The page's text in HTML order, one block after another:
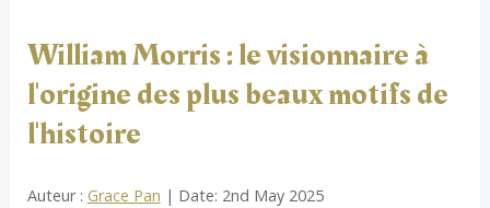
William Morris : le visionnaire à
l'origine des plus beaux motifs de
l'histoire
Auteur : Grace Pan | Date: 2nd May 2025